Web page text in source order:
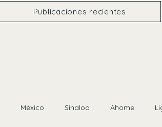
Publicaciones recientes
México Sinaloa Ahome